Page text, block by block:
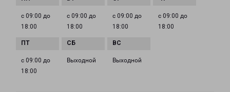
с 09:00 до
18:00
с 09:00 до
18:00
с 09:00 до
18:00
с 09:00 до
18:00
с 09:00 до
18:00
Выходной Выходной